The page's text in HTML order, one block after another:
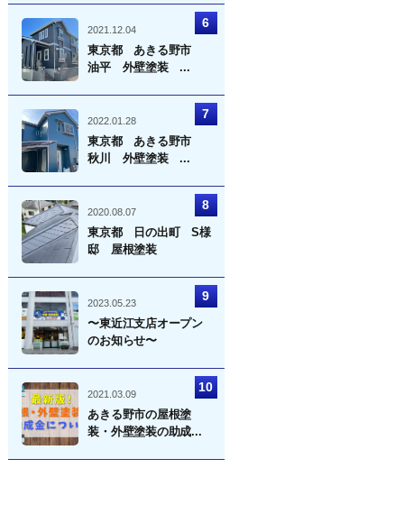
2021.12.04
東京都 あきる野市
油平 外壁塗装 ...
2022.01.28
東京都 あきる野市
秋川 外壁塗装 ...
2020.08.07
東京都 日の出町 S様
邸 屋根塗装
2023.05.23
〜東近江支店オープン
のお知らせ〜
2021.03.09
あきる野市の屋根塗
装・外壁塗装の助成...